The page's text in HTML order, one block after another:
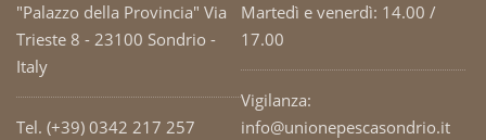
"Palazzo della Provincia" Via
Trieste 8 - 23100 Sondrio -
Italy
Tel. (+39) 0342 217 257
Martedì e venerdì: 14.00 /
17.00
Vigilanza:
info@unionepescasondrio.it